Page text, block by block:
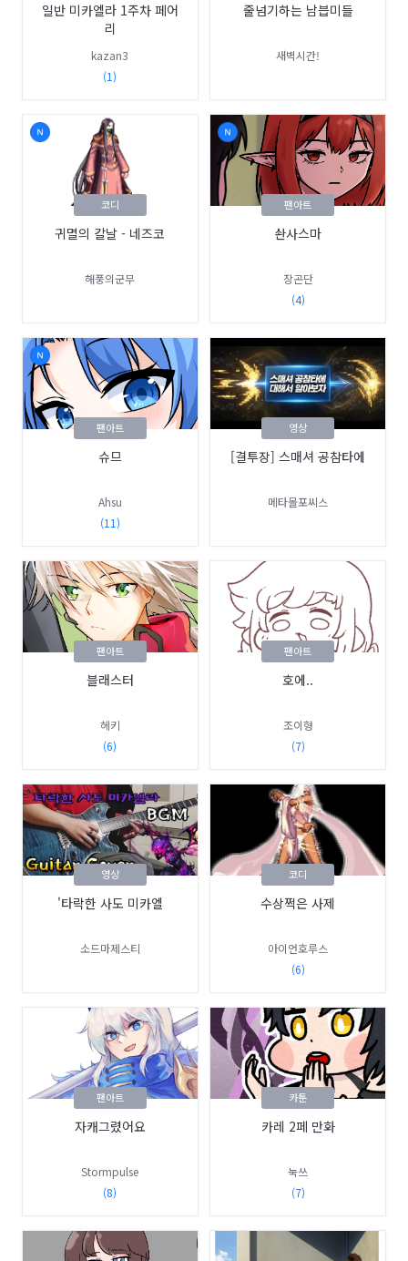
일반 미카엘라 1주차 페어
리
kazan3
(1)
줄넘기하는 남븝미들
새벽시간!
귀멸의 칼날 - 네즈코
해풍의군무
코디
솬사스마
장곤단
(4)
팬아트
슈므
Ahsu
(11)
팬아트
[결투장] 스매셔 공참타에
메타몰포씨스
영상
블래스터
헤키
(6)
팬아트
호에..
조이형
(7)
팬아트
'타락한 사도 미카엘
소드마제스티
영상
수상쩍은 사제
아이언호루스
(6)
코디
자캐그렸어요
Stormpulse
(8)
팬아트
카레 2페 만화
눅쓰
(7)
카툰